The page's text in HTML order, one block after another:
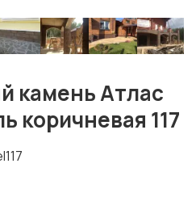
камень Атлас
коричневая 117